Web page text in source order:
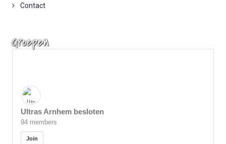
Contact
Groepen
Ultras Arnhem besloten
94 members
Join